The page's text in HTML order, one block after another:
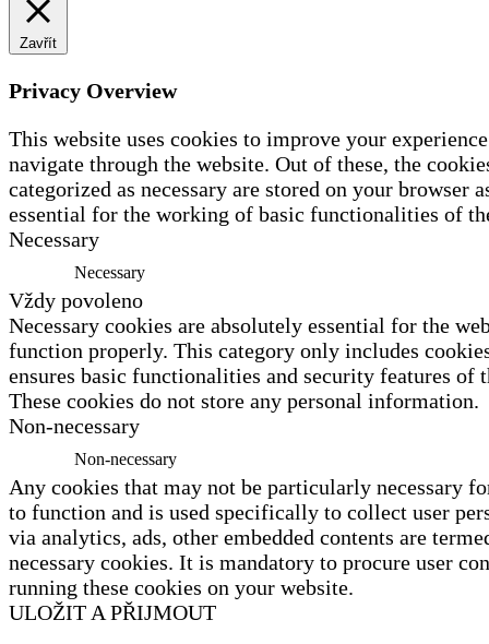
Zavřít
Privacy Overview
This website uses cookies to improve your
navigate through the website. Out of these, the
categorized as necessary are stored on your browser
essential for the working of basic functionalities of
Necessary
Necessary
Vždy povoleno
Necessary cookies are absolutely essential for the
function properly. This category only includes
ensures basic functionalities and security features of
These cookies do not store any personal information.
Non-necessary
Non-necessary
Any cookies that may not be particularly necessary
to function and is used specifically to collect user
via analytics, ads, other embedded contents are
necessary cookies. It is mandatory to procure user
running these cookies on your website.
ULOŽIT A PŘIJMOUT